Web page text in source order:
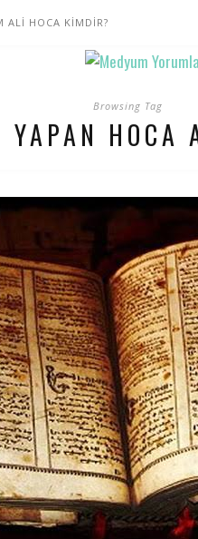
ALİ HOCA KİMDİR?
Browsing Tag
YAPAN HOCA